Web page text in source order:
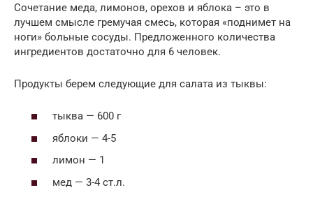
Сочетание меда, лимонов, орехов и яблока – это в
лучшем смысле гремучая смесь, которая «поднимет на
ноги» больные сосуды. Предложенного количества
ингредиентов достаточно для 6 человек.
Продукты берем следующие для салата из тыквы:
тыква — 600 г
яблоки — 4-5
лимон — 1
мед — 3-4 ст.л.